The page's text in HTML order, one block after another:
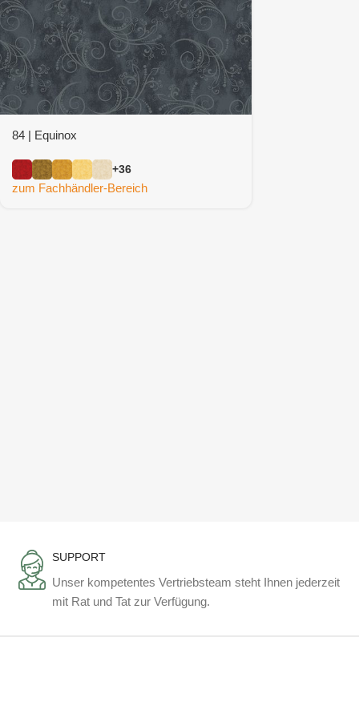
84 | Equinox
+36
zum Fachhändler-Bereich
SUPPORT
Unser kompetentes Vertriebsteam steht Ihnen jederzeit
mit Rat und Tat zur Verfügung.